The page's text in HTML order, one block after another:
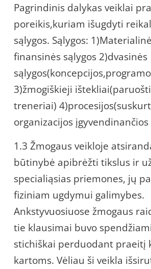
Pagrindinis dalykas veiklai
poreikis,kuriam išugdyti
sąlygos. Sąlygos:
finansinės sąlygos 2)dvasinės
3)žmogiškieji
treneriai)
organizacijos
1.3 Žmogaus veikloje
būtinybė apibrėžti tikslus ir
specialiąsias priemones, jų
fiziniam ugdymui galimybes.
Ankstyvuosiuose žmogaus
tie klausimai buvo
stichiškai perduodant praeitį
kartoms. Vėliau ši veikla